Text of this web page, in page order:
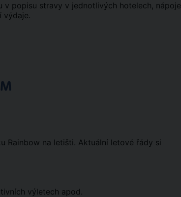
popisu stravy v jednotlivých hotelech, nápoje
výdaje.
Rainbow na letišti. Aktuální letové řády si
výletech apod.